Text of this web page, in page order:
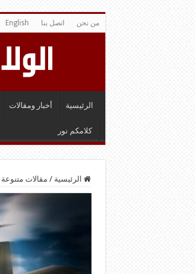
من نحن اتصل بنا English
الرئيسية أخبار ومقالات
كلامكم نور
الرئيسية / مقالات متنوعة